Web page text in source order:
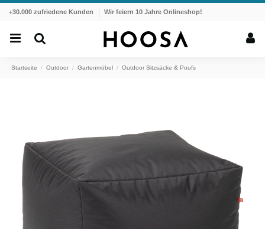
+30.000 zufriedene Kunden Wir feiern 10 Jahre Onlineshop!
Startseite Outdoor Gartenmöbel Outdoor Sitzsäcke & Poufs